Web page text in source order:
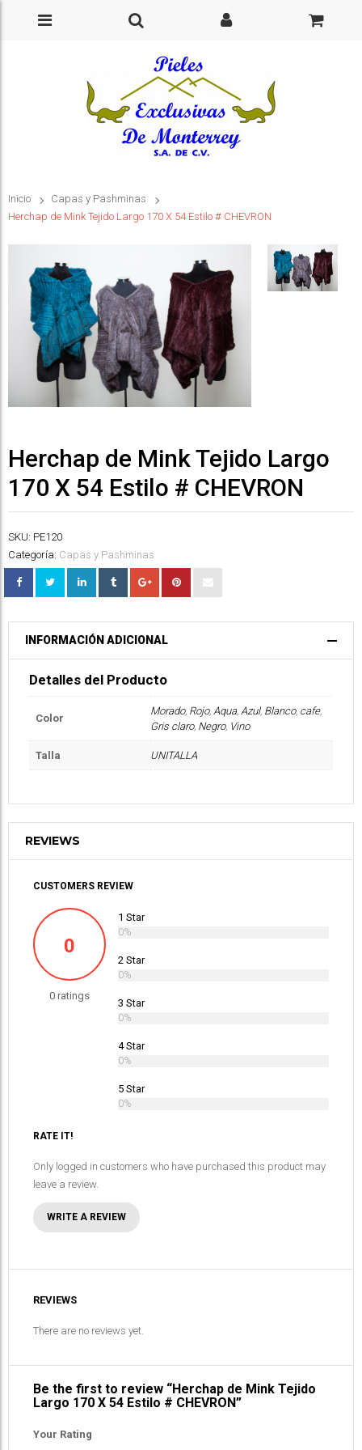
Inicio
Capas y Pashminas
Herchap de Mink Tejido Largo 170 X 54 Estilo # CHEVRON
Herchap de Mink Tejido Largo
170 X 54 Estilo # CHEVRON
SKU: PE120
Categoría: Capas y Pashminas
INFORMACIÓN ADICIONAL
Detalles del Producto
Color
Morado, Rojo, Aqua, Azul, Blanco, cafe,
Gris claro, Negro, Vino
Talla UNITALLA
REVIEWS
CUSTOMERS REVIEW
0
0 ratings
1 Star
0%
2 Star
0%
3 Star
0%
4 Star
0%
5 Star
0%
RATE IT!
Only logged in customers who have purchased this product may
leave a review.
WRITE A REVIEW
REVIEWS
There are no reviews yet.
Be the first to review “Herchap de Mink Tejido
Largo 170 X 54 Estilo # CHEVRON”
Your Rating